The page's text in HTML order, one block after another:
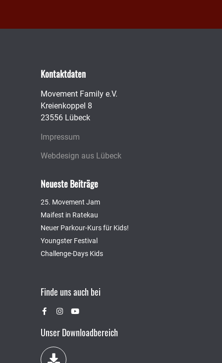
Kontaktdaten
Movement Family e.V.
Kreienkoppel 8
23556 Lübeck
Impressum
Webdesign aus Lübeck
Neueste Beiträge
25. Movement Jam
Maifest in Ratekau
Neuer Parkour-Kurs für Kids!
Youngster Festival
Challenge-Days Kids
Finde uns auch bei
Unser Downloadbereich